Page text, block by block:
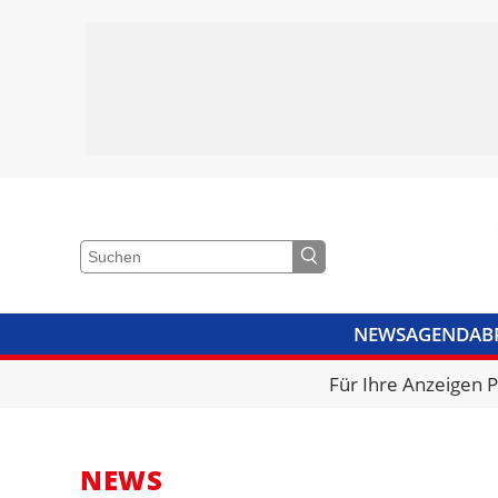
NEWSAGENDA
VIDEOSBIBLIOTHEK
Für Ihre Anzeigen
NEWS